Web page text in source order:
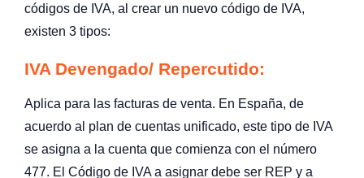
códigos de IVA, al crear un nuevo código de IVA,
existen 3 tipos:
IVA Devengado/ Repercutido:
Aplica para las facturas de venta. En España, de
acuerdo al plan de cuentas unificado, este tipo de IVA
se asigna a la cuenta que comienza con el número
477. El Código de IVA a asignar debe ser REP y a